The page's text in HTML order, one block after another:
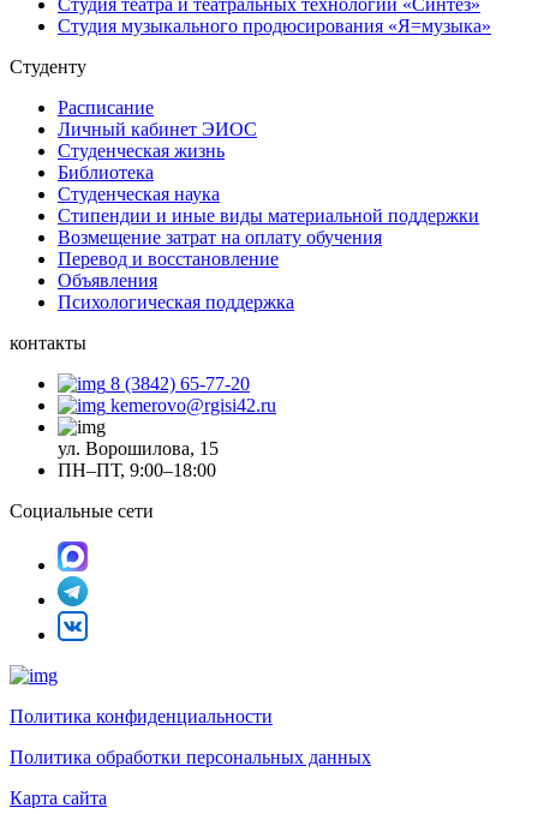
Студия музыкального продюсирования «Я=музыка»
Студенту
Расписание
Личный кабинет ЭИОС
Студенческая жизнь
Библиотека
Студенческая наука
Стипендии и иные виды материальной поддержки
Возмещение затрат на оплату обучения
Перевод и восстановление
Объявления
Психологическая поддержка
контакты
8 (3842) 65-77-20
kemerovo@rgisi42.ru
ул. Ворошилова, 15
ПН–ПТ, 9:00–18:00
Социальные сети
Политика конфиденциальности
Политика обработки персональных данных
Карта сайта